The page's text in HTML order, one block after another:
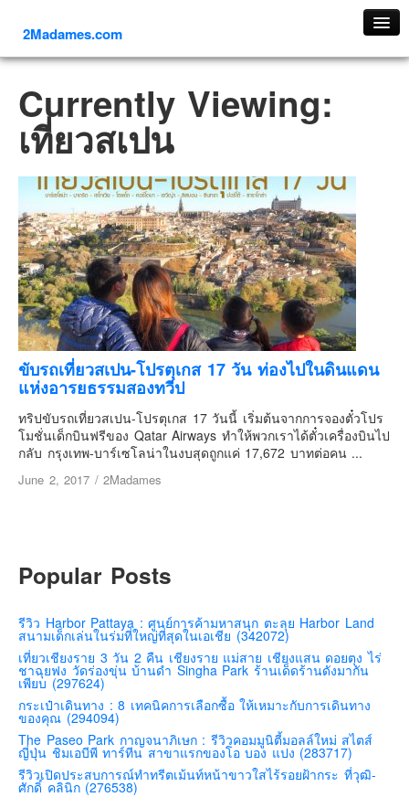
2Madames.com
ภาคเหนือ
ภาคใต้
ภาคกลาง
ภาคตะวันตก
ภาคอีสาน
ทริปต่างประเทศ
ยุโรป
รัสเซีย
อิตาลี
ตุรกี-ตุรเคีย
เยอรมัน
ฝรั่งเศส
ออสเตรีย
เบลเยี่ยม
สวิสเซอร์แลนด์
โปรตุเกส
สเปน
โครเอเชีย
สโลเวเนีย
มอนเตรเนโกร
บอสเนียและเฮอร์เซโกวีน่า
Currently Viewing:
เที่ยวสเปน
ขับรถเที่ยวสเปน-โปรตุเกส 17 วัน ท่องไปในดินแดน
แห่งอารยธรรมสองทวีป
ทริปขับรถเที่ยวสเปน-โปรตุเกส 17 วันนี้ เริ่มต้นจากการจองตั๋วโปร
โมชั่นเด็กบินฟรีของ Qatar Airways ทำให้พวกเราได้ตั๋วเครื่องบินไป
กลับ กรุงเทพ-บาร์เซโลน่าในงบสุดถูกแค่ 17,672 บาทต่อคน ...
June 2, 2017 / 2Madames
Popular Posts
รีวิว Harbor Pattaya : ศูนย์การค้ามหาสนุก ตะลุย Harbor Land
สนามเด็กเล่นในร่มที่ใหญ่ที่สุดในเอเชีย (342072)
เที่ยวเชียงราย 3 วัน 2 คืน เชียงราย แม่สาย เชียงแสน ดอยตุง ไร่
ชาฉุยฟง วัดร่องขุ่น บ้านดำ Singha Park ร้านเด็ดร้านดังมากัน
เพียบ (297624)
กระเป๋าเดินทาง : 8 เทคนิคการเลือกซื้อ ให้เหมาะกับการเดินทาง
ของคุณ (294094)
The Paseo Park กาญจนาภิเษก : รีวิวคอมมูนิตี้มอลล์ใหม่ สไตส์
ญี่ปุ่น ชิมเอบีพี ทาร์ทีน สาขาแรกของโอ บอง แปง (283717)
รีวิวเปิดประสบการณ์ทำทรีตเม้นท์หน้าขาวใสไร้รอยฝ้ากระ ที่วุฒิ-
ศักดิ์ คลินิก (276538)